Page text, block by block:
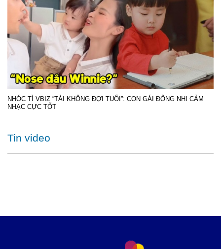
NHÓC TÌ VBIZ “TÀI KHÔNG ĐỢI TUỔI”: CON GÁI ĐÔNG NHI CẢM
NHẠC CỰC TỐT
Tin video